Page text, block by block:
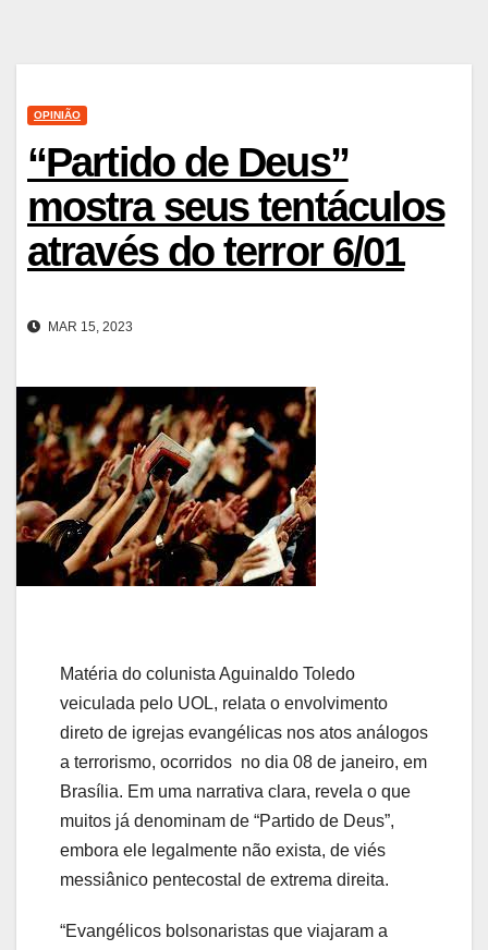
OPINIÃO
“Partido de Deus”
mostra seus tentáculos
através do terror 6/01
MAR 15, 2023
Matéria do colunista Aguinaldo Toledo
veiculada pelo UOL, relata o envolvimento
direto de igrejas evangélicas nos atos análogos
a terrorismo, ocorridos no dia 08 de janeiro, em
Brasília. Em uma narrativa clara, revela o que
muitos já denominam de “Partido de Deus”,
embora ele legalmente não exista, de viés
messiânico pentecostal de extrema direita.
“Evangélicos bolsonaristas que viajaram a